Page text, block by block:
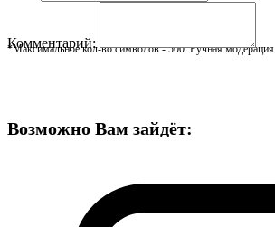
Комментарий:
*Максимальное кол-во символов - 500. Ручная модерация.
Возможно Вам зайдёт: